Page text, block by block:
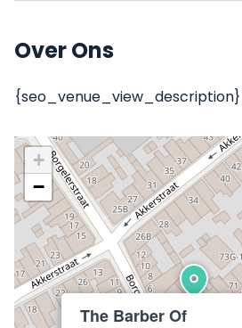
Over Ons
{seo_venue_view_description}
The Barber Of
+
−